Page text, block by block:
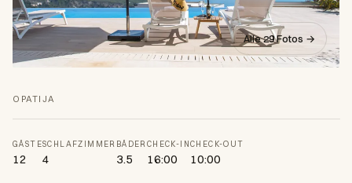
Alle 29 Fotos →
OPATIJA
GÄSTE
12
SCHLAFZIMMER
4
BÄDER
3.5
CHECK-IN
16:00
CHECK-OUT
10:00